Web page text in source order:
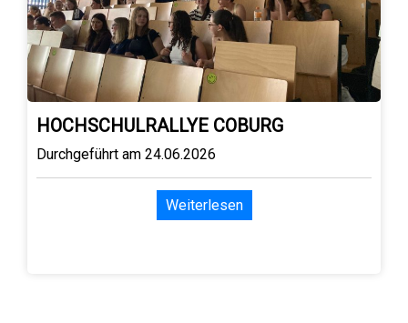
HOCHSCHULRALLYE COBURG
Durchgeführt am 24.06.2026
Weiterlesen